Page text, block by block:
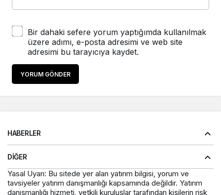
Bir dahaki sefere yorum yaptığımda kullanılmak
üzere adımı, e-posta adresimi ve web site
adresimi bu tarayıcıya kaydet.
YORUM GÖNDER
HABERLER
DIĞER
Yasal Uyarı: Bu sitede yer alan yatırım bilgisi, yorum ve
tavsiyeler yatırım danışmanlığı kapsamında değildir. Yatırım
danışmanlığı hizmeti, yetkili kuruluşlar tarafından kişilerin risk